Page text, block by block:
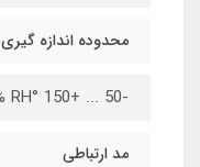
محدوده اندازه گیری
-50 ... +150 °C , 0 ... 99 % RH
مد ارتباطی